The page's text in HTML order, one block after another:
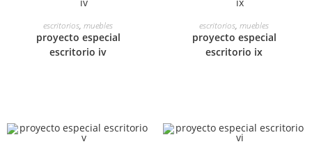
LEER MÁS
escritorios, muebles
proyecto especial
escritorio iv
LEER MÁS
escritorios, muebles
proyecto especial
escritorio ix